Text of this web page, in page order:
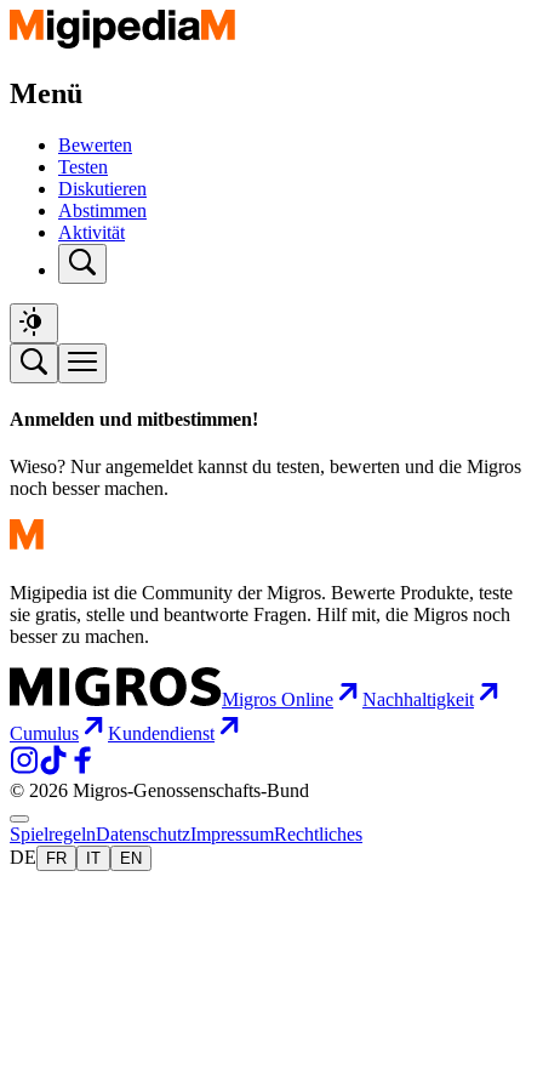
Menü
Bewerten
Testen
Diskutieren
Abstimmen
Aktivität
Anmelden und mitbestimmen!
Wieso? Nur angemeldet kannst du testen, bewerten und die Migros
noch besser machen.
Migipedia ist die Community der Migros. Bewerte Produkte, teste
sie gratis, stelle und beantworte Fragen. Hilf mit, die Migros noch
besser zu machen.
Migros Online
Nachhaltigkeit
Cumulus
Kundendienst
© 2026 Migros-Genossenschafts-Bund
SpielregelnDatenschutzImpressumRechtliches
DE
FR IT EN